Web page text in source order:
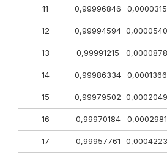
11 0,99996846
12 0,99994594
13 0,99991215
14 0,99986334
15 0,99979502
16 0,99970184
17 0,99957761